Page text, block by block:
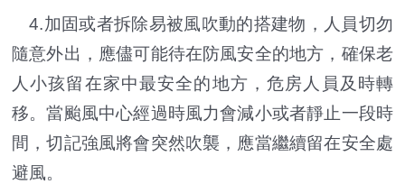
4.加固或者拆除易被風吹動的搭建物，人員切勿
隨意外出，應儘可能待在防風安全的地方，確保老
人小孩留在家中最安全的地方，危房人員及時轉
移。當颱風中心經過時風力會減小或者靜止一段時
間，切記強風將會突然吹襲，應當繼續留在安全處
避風。